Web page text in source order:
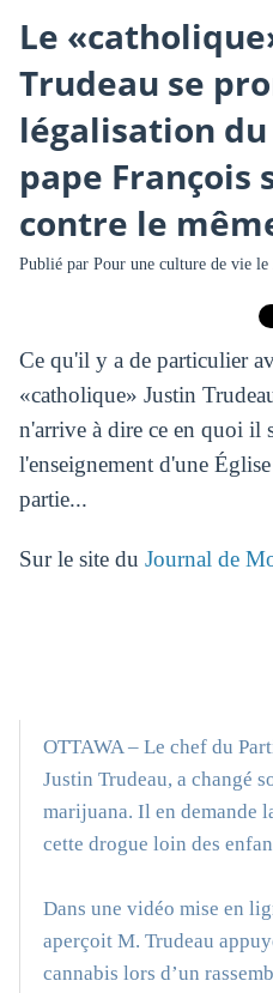
Le
Trudeau se
légalisation
pape François
contre le
Publié par Pour une culture de viele
Ce qu'il y a de particulier
«catholique» Justin
n'arrive à dire ce en quoi il
l'enseignement d'une
partie...
Sur le site du Journal de
OTTAWA – Le chef du
Justin Trudeau, a changé
marijuana. Il en demande
cette drogue loin des
Dans une vidéo mise en
aperçoit M. Trudeau
cannabis lors d’un